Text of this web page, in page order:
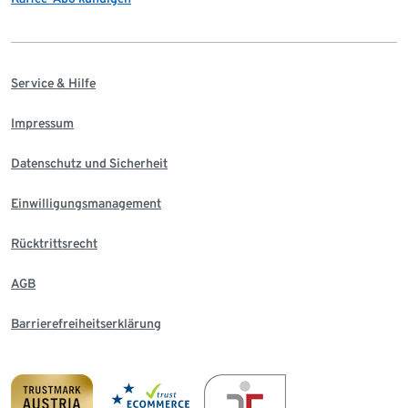
Service & Hilfe
Impressum
Datenschutz und Sicherheit
Einwilligungsmanagement
Rücktrittsrecht
AGB
Barrierefreiheitserklärung